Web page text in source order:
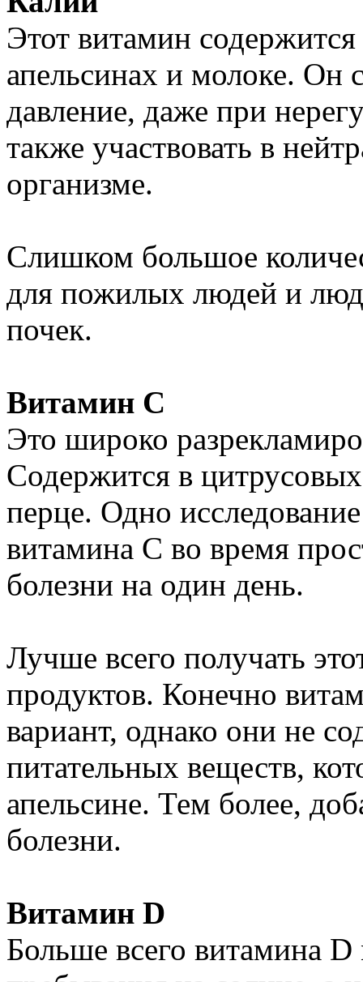
Этот витамин
апельсинах и молоке. Он
давление, даже при
также участвовать в
организме.
Слишком большое
для пожилых людей и
почек.
Витамин C
Это широко
Содержится в
перце. Одно
витамина C во время
болезни на один день.
Лучше всего получать
продуктов. Конечно
вариант, однако они не
питательных веществ,
апельсине. Тем более,
болезни.
Витамин D
Больше всего витамина